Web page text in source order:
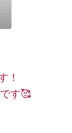
！
す🥰